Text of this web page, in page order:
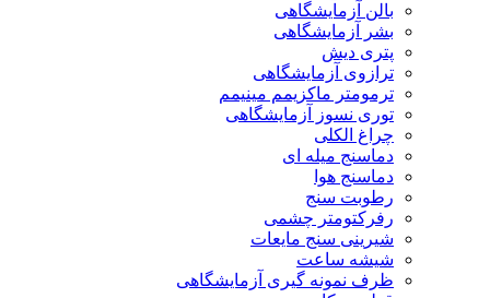
بالن آزمایشگاهی
بشر آزمایشگاهی
پتری دیش
ترازوی آزمایشگاهی
ترمومتر ماکزیمم مینیمم
توری نسوز آزمایشگاهی
چراغ الکلی
دماسنج میله ای
دماسنج هوا
رطوبت سنج
رفرکتومتر چشمی
شیرینی سنج مایعات
شیشه ساعت
ظرف نمونه گیری آزمایشگاهی